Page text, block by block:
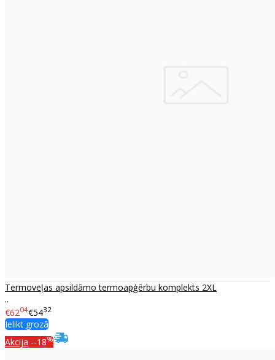
Termoveļas apsildāmo termoapģērbu komplekts 2XL
..
€6204€5432
Ielikt grozā
Akcija --18%